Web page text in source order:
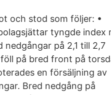
och stod som följer: •
tyngde index
på 2,1 till 2,7
på bred front på
en försäljning av
Bred nedgång på